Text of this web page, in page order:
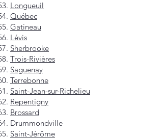
Longueuil
Québec
Gatineau
Lévis
Sherbrooke
Trois-Rivières
Saguenay
Terrebonne
Saint-Jean-sur-Richelieu
Repentigny
Brossard
Drummondville
Saint-Jérôme